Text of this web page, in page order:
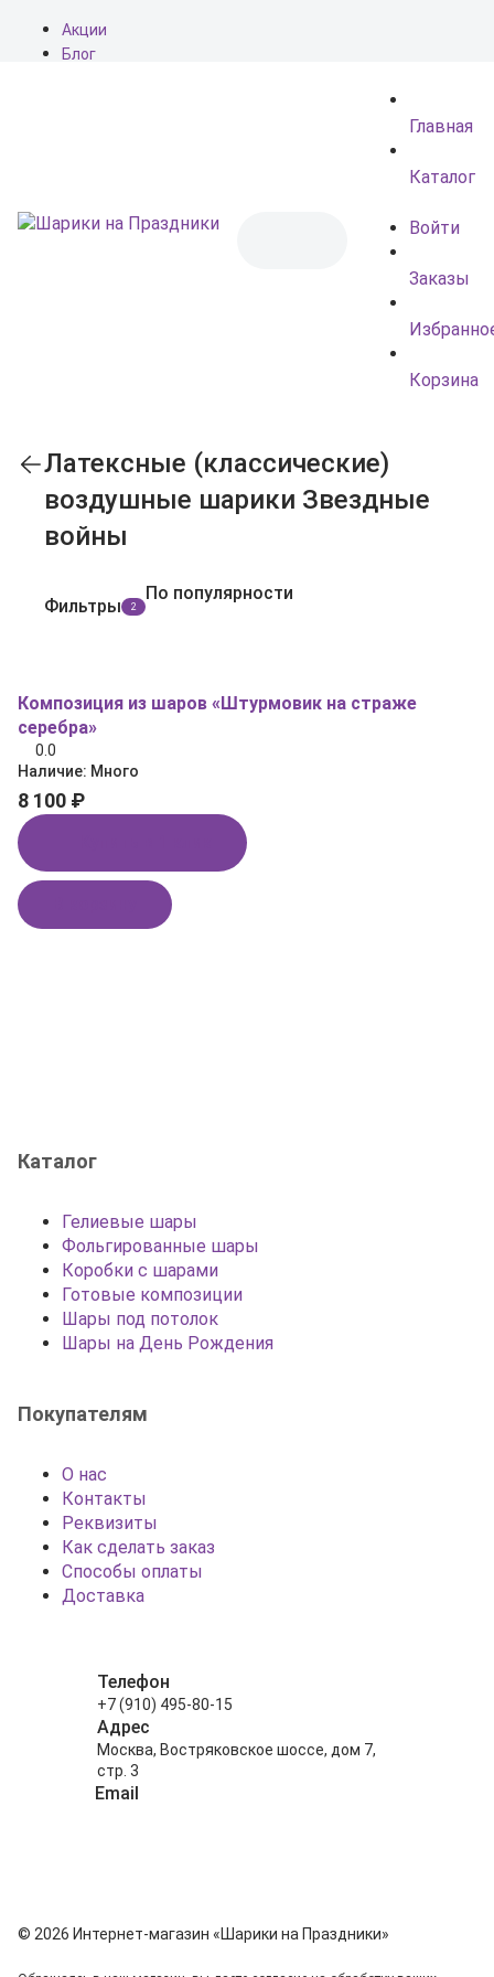
Акции
Блог
Главная
Каталог
Войти
Заказы
Корзина
Латексные (классические)
воздушные шарики Звездные
войны
Фильтры 2
По популярности
Композиция из шаров «Штурмовик на страже
серебра»
0.0
Наличие: Много
8 100 ₽
Каталог
Гелиевые шары
Фольгированные шары
Коробки с шарами
Готовые композиции
Шары под потолок
Шары на День Рождения
Покупателям
О нас
Контакты
Реквизиты
Как сделать заказ
Способы оплаты
Доставка
Телефон
+7 (910) 495-80-15
Адрес
Москва, Востряковское шоссе, дом 7,
стр. 3
Email
© 2026 Интернет-магазин «Шарики на Праздники»